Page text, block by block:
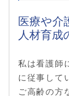
医療や介
人材育成
私は看護師
に従事して
ご高齢の方